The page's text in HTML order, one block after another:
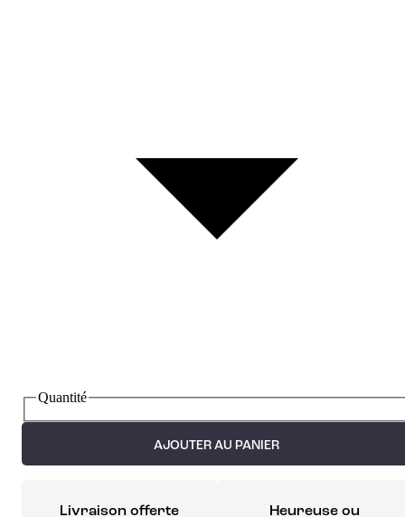
Quantité
AJOUTER AU PANIER
Livraison offerte Heureuse ou